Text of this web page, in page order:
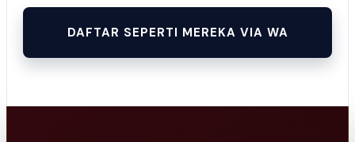
DAFTAR SEPERTI MEREKA VIA WA